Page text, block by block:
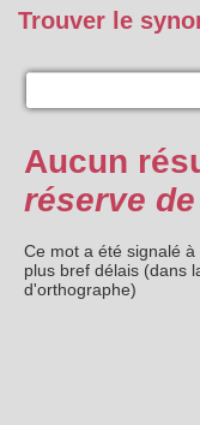
Trouver le
Aucun
réserve de
Ce mot a été signalé
plus bref délais (dans
d'orthographe)